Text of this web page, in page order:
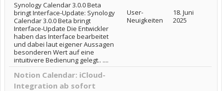
Synology Calendar 3.0.0 Beta
bringt Interface-Update: Synology
Calendar 3.0.0 Beta bringt
Interface-Update Die Entwickler
haben das Interface bearbeitet
und dabei laut eigener Aussagen
besonderen Wert auf eine
intuitivere Bedienung gelegt.. ....
User-
Neuigkeiten
18. Juni
2025
Notion Calendar: iCloud-
Integration ab sofort